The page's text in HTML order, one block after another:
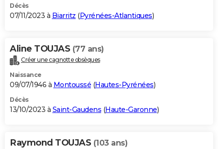
Décès
07/11/2023 à Biarritz (Pyrénées-Atlantiques)
Aline TOUJAS (77 ans)
Créer une cagnotte obsèques
Naissance
09/07/1946 à Montoussé (Hautes-Pyrénées)
Décès
13/10/2023 à Saint-Gaudens (Haute-Garonne)
Raymond TOUJAS (103 ans)